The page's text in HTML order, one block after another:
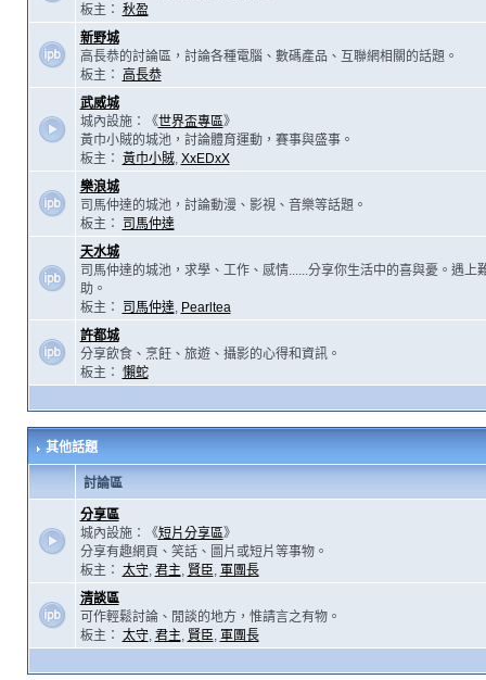
板主： 秋盈
新野城
高長恭的討論區，討論各種電腦、數碼產品、互聯網相關的話題。
板主：
高長恭
武威城
城內設施：《世界盃專區》
黃巾小賊的城池，討論體育運動，賽事與盛事。
板主： 黃巾小賊, XxEDxX
樂浪城
司馬仲達的城池，討論動漫、影視、音樂等話題。
板主：
司馬仲達
天水城
司馬仲達的城池，求學、工作、感情......分享你生活中的喜與憂。遇上
助。
板主：
司馬仲達, Pearltea
許都城
分享飲食、烹飪、旅遊、攝影的心得和資訊。
板主： 懶蛇
其他話題
討論區
分享區
城內設施：《短片分享區》
分享有趣網頁、笑話、圖片或短片等事物。
板主： 太守, 君主, 賢臣, 軍團長
清談區
可作輕鬆討論、閒談的地方，惟請言之有物。
板主： 太守, 君主, 賢臣, 軍團長